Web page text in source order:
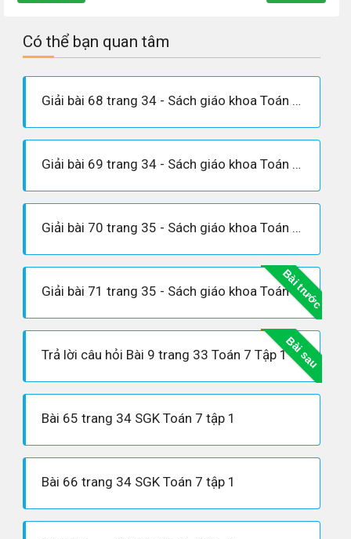
Có thể bạn quan tâm
Giải bài 68 trang 34 - Sách giáo khoa Toán 7 tập 1
Giải bài 69 trang 34 - Sách giáo khoa Toán 7 tập 1
Giải bài 70 trang 35 - Sách giáo khoa Toán 7 tập 1
Bài trước
Giải bài 71 trang 35 - Sách giáo khoa Toán 7 tập 1
Bài sau
Trả lời câu hỏi Bài 9 trang 33 Toán 7 Tập 1
Bài 65 trang 34 SGK Toán 7 tập 1
Bài 66 trang 34 SGK Toán 7 tập 1